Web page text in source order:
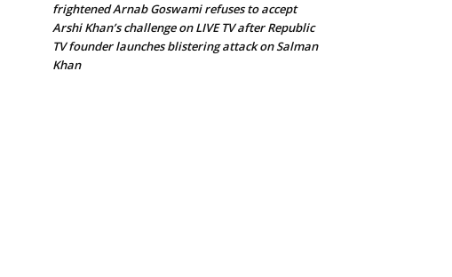
frightened Arnab Goswami refuses to accept
Arshi Khan’s challenge on LIVE TV after Republic
TV founder launches blistering attack on Salman
Khan